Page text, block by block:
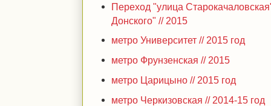
Переход "улица
Донского" // 2015
метро Университет // 2015 год
метро Фрунзенская // 2015
метро Царицыно // 2015 год
метро Черкизовская // 2014-15 год